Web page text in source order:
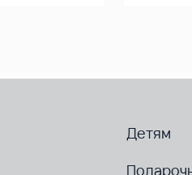
Детям